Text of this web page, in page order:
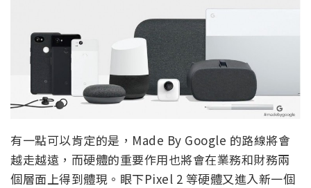
有一點可以肯定的是，Made By Google 的路線將會
越走越遠，而硬體的重要作用也將會在業務和財務兩
個層面上得到體現。眼下Pixel 2 等硬體又進入新一個